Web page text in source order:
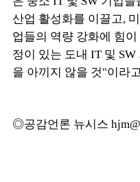
산업 활성화를 이끌고,
업들의 역량 강화에 힘
정이 있는 도내 IT 및
을 아끼지 않을 것"이라
◎공감언론 뉴시스